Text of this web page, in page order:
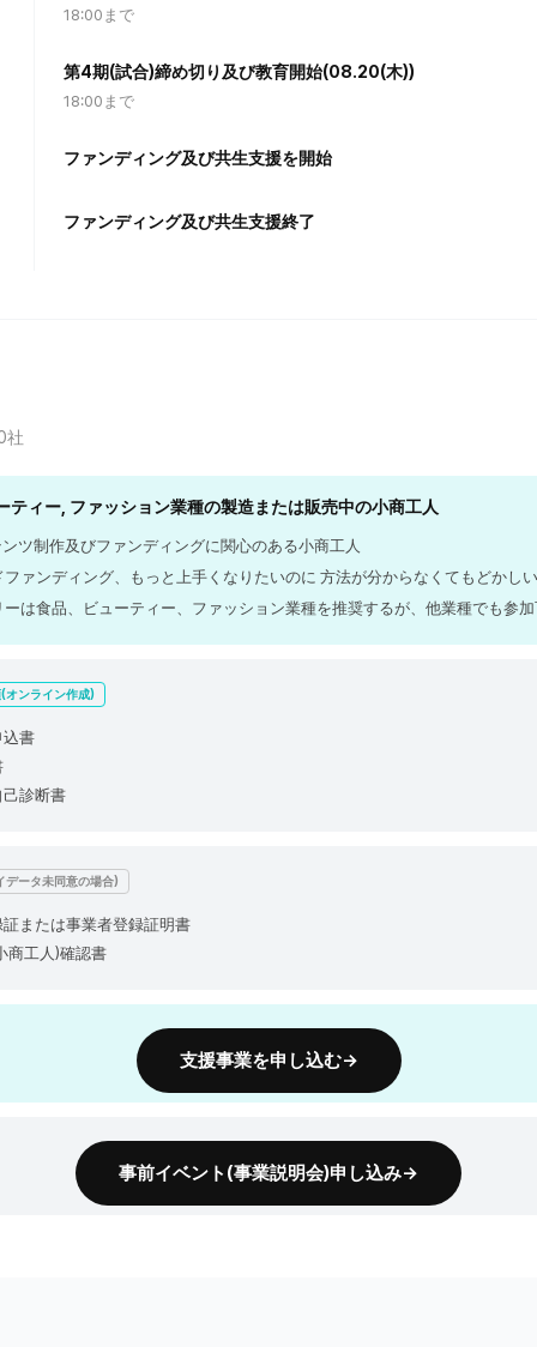
18:00まで
第4期(試合)締め切り及び教育開始(08.20(木))
18:00まで
ファンディング及び共生支援を開始
ファンディング及び共生支援終了
社
ティー, ファッション業種の製造または販売中の小商工人
ツ制作及びファンディングに関心のある小商工人
ファンディング、もっと上手くなりたいのに 方法が分からなくてもどかし
ーは食品、ビューティー、ファッション業種を推奨するが、他業種でも参
オンライン作成)
込書
己診断書
データ未同意の場合)
証または事業者登録証明書
商工人)確認書
支援事業を申し込む→
事前イベント(事業説明会)申し込み→